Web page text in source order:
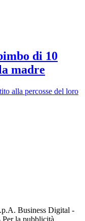
di 10
madre
alla percosse del loro
Business Digital -